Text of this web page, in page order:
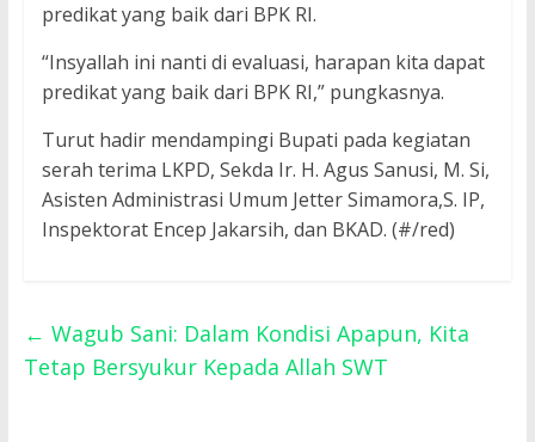
predikat yang baik dari BPK RI.
“Insyallah ini nanti di evaluasi, harapan kita dapat
predikat yang baik dari BPK RI,” pungkasnya.
Turut hadir mendampingi Bupati pada kegiatan
serah terima LKPD, Sekda Ir. H. Agus Sanusi, M. Si,
Asisten Administrasi Umum Jetter Simamora,S. IP,
Inspektorat Encep Jakarsih, dan BKAD. (#/red)
← Wagub Sani: Dalam Kondisi Apapun, Kita
Tetap Bersyukur Kepada Allah SWT